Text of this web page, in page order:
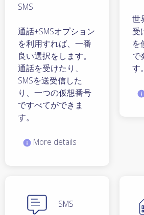
SMS
通話+SMSオプション
を利用すれば、一番
良い選択をします。
通話を受けたり、
SMSを送受信した
り、一つの仮想番号
ですべてができま
す。
More details
世
受
を
で
す。
SMS